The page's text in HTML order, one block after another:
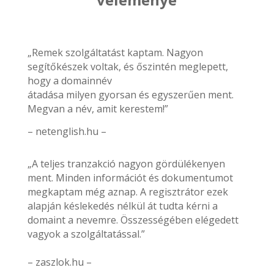
„Remek szolgáltatást kaptam. Nagyon
segítőkészek voltak, és őszintén meglepett,
hogy a domainnév
átadása milyen gyorsan és egyszerűen ment.
Megvan a név, amit kerestem!”
– netenglish.hu –
„A teljes tranzakció nagyon gördülékenyen
ment. Minden információt és dokumentumot
megkaptam még aznap. A regisztrátor ezek
alapján késlekedés nélkül át tudta kérni a
domaint a nevemre. Összességében elégedett
vagyok a szolgáltatással.”
– zaszlok.hu –